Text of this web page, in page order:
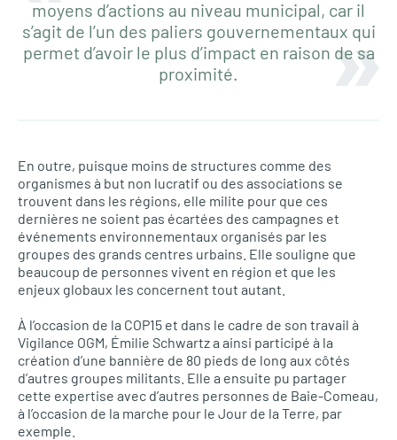
moyens d’actions au niveau municipal, car il
s’agit de l’un des paliers gouvernementaux qui
permet d’avoir le plus d’impact en raison de sa
proximité.
En outre, puisque moins de structures comme des
organismes à but non lucratif ou des associations se
trouvent dans les régions, elle milite pour que ces
dernières ne soient pas écartées des campagnes et
événements environnementaux organisés par les
groupes des grands centres urbains. Elle souligne que
beaucoup de personnes vivent en région et que les
enjeux globaux les concernent tout autant.
À l’occasion de la COP15 et dans le cadre de son travail à
Vigilance OGM, Émilie Schwartz a ainsi participé à la
création d’une bannière de 80 pieds de long aux côtés
d’autres groupes militants. Elle a ensuite pu partager
cette expertise avec d’autres personnes de Baie-Comeau,
à l’occasion de la marche pour le Jour de la Terre, par
exemple.